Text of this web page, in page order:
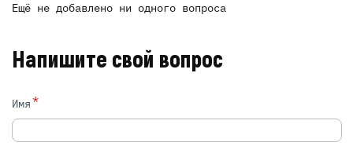
Ещё не добавлено ни одного вопроса
Напишите свой вопрос
Имя*